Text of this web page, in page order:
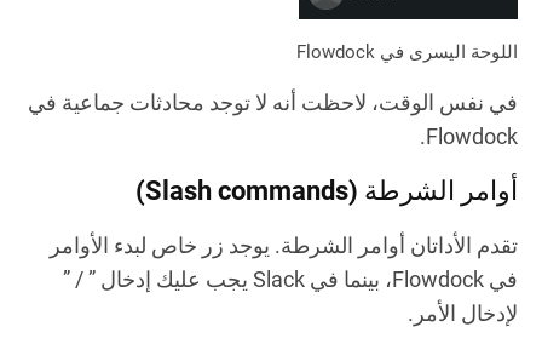
اللوحة اليسرى في Flowdock
في نفس الوقت، لاحظت أنه لا توجد محادثات جماعية في
Flowdock.
أوامر الشرطة (Slash commands)
تقدم الأداتان أوامر الشرطة. يوجد زر خاص لبدء الأوامر
في Flowdock، بينما في Slack يجب عليك إدخال ” / ”
لإدخال الأمر.